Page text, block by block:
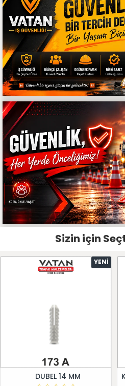
Sizin için
YENI
DUBEL 14 MM